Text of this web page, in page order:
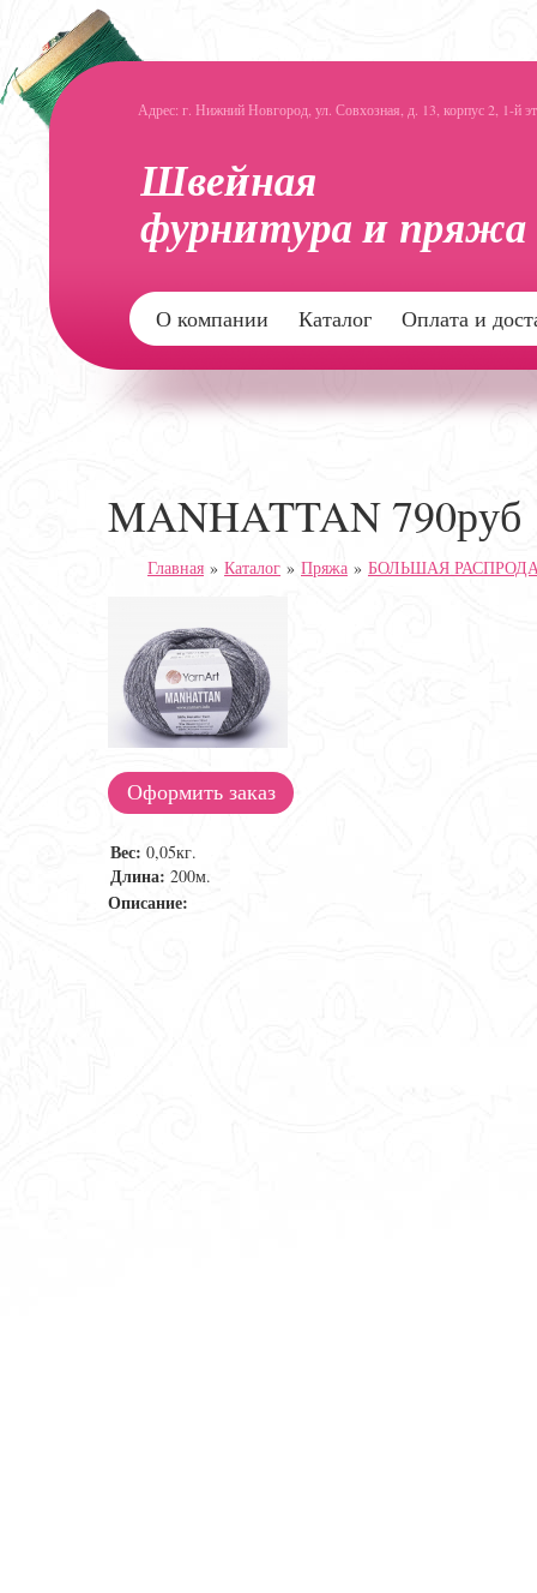
Адрес: г. Нижний Новгород, ул. Совхозная, д. 13, корпус 2, 1-й
О компании Каталог Оплата и
MANHATTAN 790руб
Главная » Каталог » Пряжа » БОЛЬШАЯ
Оформить заказ
Вес: 0,05кг.
Длина: 200м.
Описание: